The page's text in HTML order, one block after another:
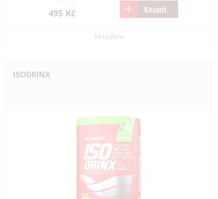
495 Kč Koupit
Skladem
ISODRINX